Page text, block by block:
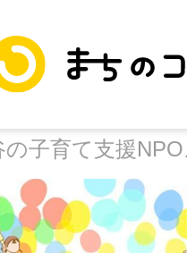
の子育て支援
トップ